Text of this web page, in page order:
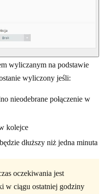
wyliczanym na podstawie
wyliczony jeśli:
nieodebrane połączenie w
kolejce
dłuższy niż jedna minuta
oczekiwania jest
w ciągu ostatniej godziny